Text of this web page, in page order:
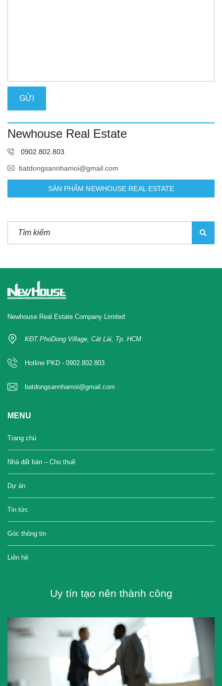
Newhouse Real Estate
0902.802.803
batdongsannhamoi@gmail.com
SẢN PHẨM NEWHOUSE REAL ESTATE
Newhouse Real Estate Company Limited
KĐT PhoDong Village, Cát Lái, Tp. HCM
Hotline PKD - 0902.802.803
batdongsannhamoi@gmail.com
MENU
Trang chủ
Nhà đất bán – Cho thuê
Dự án
Tin tức
Góc thông tin
Liên hệ
Uy tín tạo nên thành công